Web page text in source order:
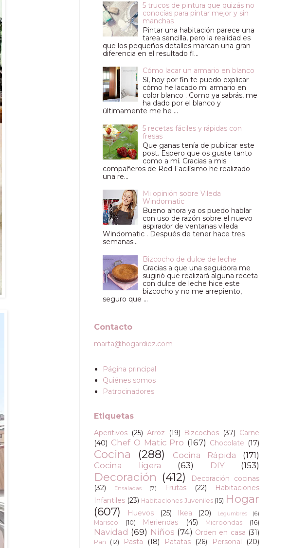
5 trucos de pintura que quizás no
conocías para pintar mejor y sin
manchas
Pintar una habitación parece una
tarea sencilla, pero la realidad es
que los pequeños detalles marcan una gran
diferencia en el resultado fi...
Cómo lacar un armario en blanco
Sí, hoy por fin te puedo explicar
cómo he lacado mi armario en
color blanco . Como ya sabrás, me
ha dado por el blanco y
últimamente me he ...
5 recetas fáciles y rápidas con
fresas
Que ganas tenía de publicar este
post. Espero que os guste tanto
como a mí. Gracias a mis
compañeros de Red Facilísimo he realizado
una re...
Mi opinión sobre Vileda
Windomatic
Bueno ahora ya os puedo hablar
con uso de razón sobre el nuevo
aspirador de ventanas vileda
Windomatic . Después de tener hace tres
semanas...
Bizcocho de dulce de leche
Gracias a que una seguidora me
sugirió que realizará alguna receta
con dulce de leche hice este
bizcocho y no me arrepiento,
seguro que ...
Contacto
marta@hogardiez.com
Página principal
Quiénes somos
Patrocinadores
Etiquetas
Aperitivos (25) Arroz (19) Bizcochos (37) Carne
(40) Chef O Matic Pro (167) Chocolate (17)
Cocina (288) Cocina Rápida
(171)
Cocina ligera
(63) DIY (153)
Decoración (412)
Decoración cocinas
(32)
Ensaladas (7) Frutas (22)
Habitaciones
Infantiles (23) Habitaciones Juveniles (15) Hogar
(607)
Huevos (25) Ikea (20) Legumbres (6)
Marisco (10) Meriendas (45) Microondas (16)
Navidad (69) Niños (74) Orden en casa (31)
Pan (12) Pasta (18) Patatas (26) Personal
(20)